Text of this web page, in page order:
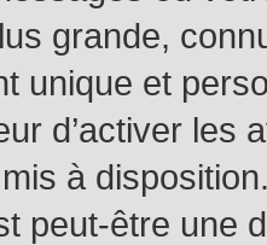
grande,
unique et
d’activer
à
peut-être une